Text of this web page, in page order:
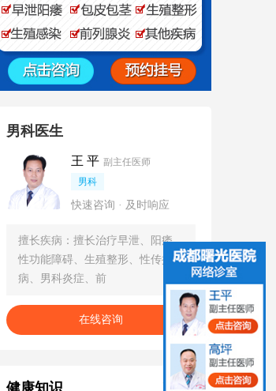
男科医生
王 平 副主任医师
男科
快速咨询 · 及时响应
擅长疾病：擅长治疗早泄、阳痿、
性功能障碍、生殖整形、性传播疾
病、男科炎症、前
在线咨询
健康知识 更多